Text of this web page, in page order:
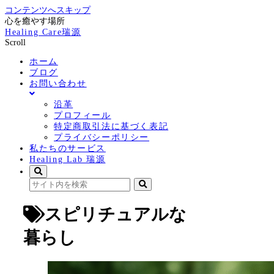
コンテンツへスキップ
心を癒やす場所
Healing Care瑞源
Scroll
ホーム
ブログ
お問い合わせ
沿革
プロフィール
特定商取引法に基づく表記
プライバシーポリシー
私たちのサービス
Healing Lab 瑞源
スピリチュアルな
暮らし